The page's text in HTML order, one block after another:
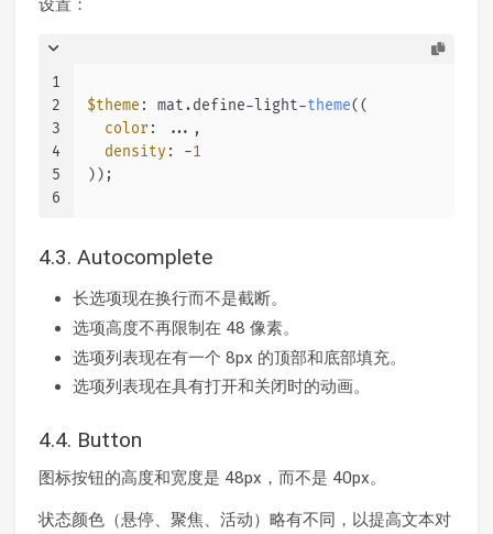
设置：
1
2
3
4
5
6
$theme : mat.define-light-theme((
color : ...,
density : -1
));
4.3. Autocomplete
长选项现在换行而不是截断。
选项高度不再限制在 48 像素。
选项列表现在有一个 8px 的顶部和底部填充。
选项列表现在具有打开和关闭时的动画。
4.4. Button
图标按钮的高度和宽度是 48px，而不是 40px。
状态颜色（悬停、聚焦、活动）略有不同，以提高文本对